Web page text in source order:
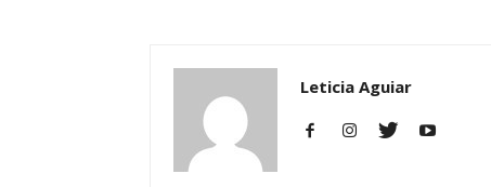
Leticia Aguiar